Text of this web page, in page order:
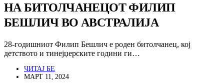
НА БИТОЛЧАНЕЦОТ ФИЛИП
БЕШЛИЧ ВО АВСТРАЛИЈА
28-годишниот Филип Бешлич е роден битолчанец, кој
детството и тинејџерските години ги…
ЧИТАЈ БЕ
МАРТ 11, 2024